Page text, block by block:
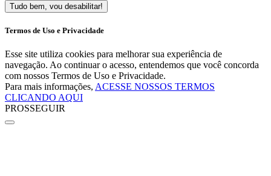
Tudo bem, vou desabilitar!
Termos de Uso e Privacidade
Esse site utiliza cookies para melhorar sua experiência de
navegação. Ao continuar o acesso, entendemos que você concorda
com nossos Termos de Uso e Privacidade.
Para mais informações, ACESSE NOSSOS TERMOS
CLICANDO AQUI
PROSSEGUIR